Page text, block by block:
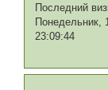
Последний
Понедельник,
23:09:44